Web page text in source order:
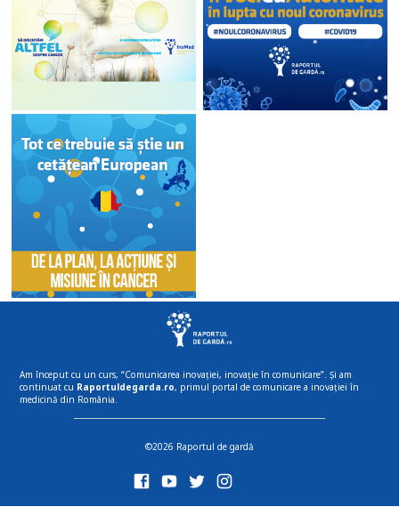
Am început cu un curs, “Comunicarea inovației, inovație în comunicare”. Și am
continuat cu Raportuldegarda.ro, primul portal de comunicare a inovației în
medicină din România.
©2026 Raportul de gardă